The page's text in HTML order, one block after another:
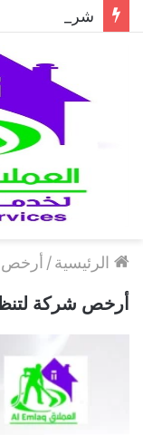
الرئيسية/ أرخص
أرخص شركة